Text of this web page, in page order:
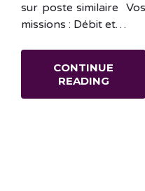
sur poste similaire Vos
missions : Débit et…
CONTINUE
READING